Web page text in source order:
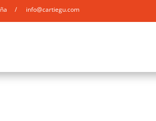
/ info@cartiegu.com